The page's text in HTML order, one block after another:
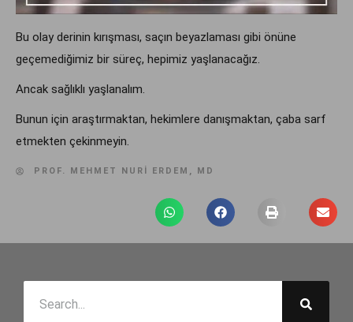
Bu olay derinin kırışması, saçın beyazlaması gibi önüne
geçemediğimiz bir süreç, hepimiz yaşlanacağız.
Ancak sağlıklı yaşlanalım.
Bunun için araştırmaktan, hekimlere danışmaktan, çaba sarf
etmekten çekinmeyin.
PROF. MEHMET NURI ERDEM, MD